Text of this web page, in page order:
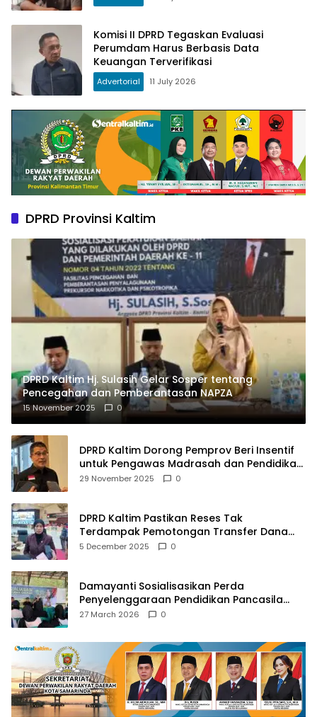
Komisi II DPRD Tegaskan Evaluasi
Perumdam Harus Berbasis Data
Keuangan Terverifikasi
Advertorial 11 July 2026
DPRD Provinsi Kaltim
DPRD Kaltim Hj. Sulasih Gelar Sosper tentang
Pencegahan dan Pemberantasan NAPZA
15 November 2025 0
DPRD Kaltim Dorong Pemprov Beri Insentif
untuk Pengawas Madrasah dan Pendidikan
Agama
29 November 2025 0
DPRD Kaltim Pastikan Reses Tak
Terdampak Pemotongan Transfer Dana
Pusat
5 December 2025 0
Damayanti Sosialisasikan Perda
Penyelenggaraan Pendidikan Pancasila
dan Wawasan Kebangsaan
27 March 2026 0